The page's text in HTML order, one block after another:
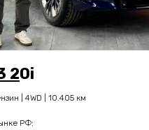
20i
| 4WD | 10.405 км
РФ: